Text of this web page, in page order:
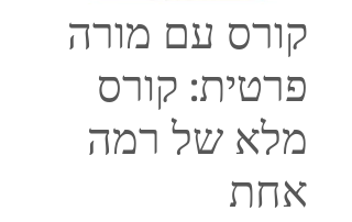
קורס עם מורה
פרטית: קורס
מלא של רמה
אחת